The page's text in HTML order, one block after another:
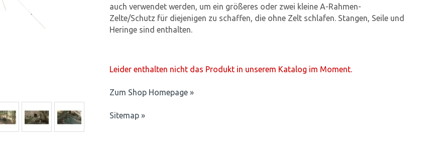
auch verwendet werden, um ein größeres oder zwei kleine A-Rahmen-
Zelte/Schutz für diejenigen zu schaffen, die ohne Zelt schlafen. Stangen, Seile und
Heringe sind enthalten.
Leider enthalten nicht das Produkt in unserem Katalog im Moment.
Zum Shop Homepage »
Sitemap »